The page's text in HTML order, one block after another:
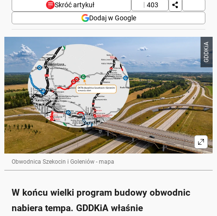
Skróć artykuł
403
Dodaj w Google
Poniżej streszczenie artykułu:
Skrót przygotowany przez Onet Czat z AI, może zawierać błędy.
GDDKiA ogłosiła, że 13 firm chce zbudować nową
obwodnicę na Śląsku, która ma długość 13,1 km.
Obwodnica poprawi ruch w regionie, a jej budowa ma
zakończyć się w ciągu 22 miesięcy, z wyłączeniem
zimy.
Trasa będzie jednojezdniowa z dwoma pasami, z
odcinkami dwujezdniowymi oraz licznymi obiektami
inżynierskimi.
Inwestycja jest częścią rządowego Programu
budowy 100 obwodnic, który ma na celu zwiększenie
bezpieczeństwa i przepustowości dróg.
Budowa obwodnicy Szczekocin i Goleniów jest
częścią większego projektu przebudowy DK78 w
Zapytaj o więcej Onet Czat z AI
GDDKiA
Obwodnica Szekocin i Goleniów - mapa
W końcu wielki program budowy obwodnic
nabiera tempa. GDDKiA właśnie